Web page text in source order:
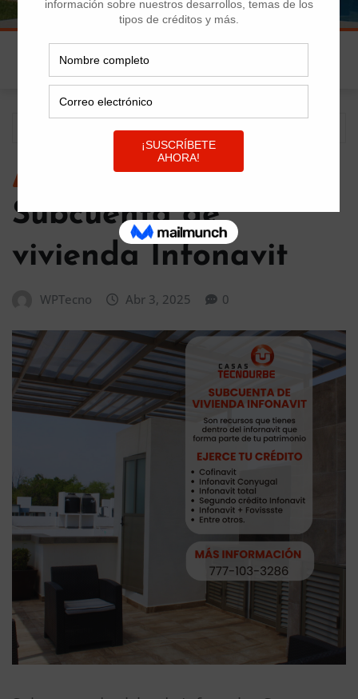
Subcuenta de vivienda Infonavit
TIPOS DE CRÉDITO
Subcuenta de
vivienda Infonavit
WPTecno Abr 3, 2025 0